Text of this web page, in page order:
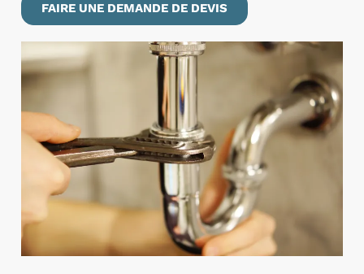
FAIRE UNE DEMANDE DE DEVIS